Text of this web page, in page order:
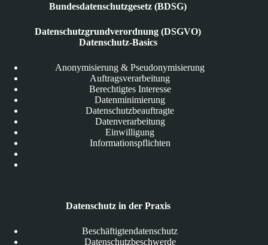
Bundesdatenschutzgesetz (BDSG)
Datenschutzgrundverordnung (DSGVO)
Datenschutz-Basics
Anonymisierung & Pseudonymisierung
Auftragsverarbeitung
Berechtigtes Interesse
Datenminimierung
Datenschutzbeauftragte
Datenverarbeitung
Einwilligung
Informationspflichten
Datenschutz in der Praxis
Beschäftigtendatenschutz
Datenschutzbeschwerde